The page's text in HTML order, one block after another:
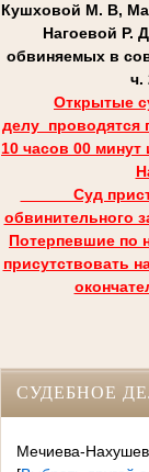
Кушховой М. В,
Нагоевой Р.
обвиняемых в
ч.
Открытые
делу проводятся
10 часов 00
Суд
обвинительного
Потерпевшие по
присутствовать
СУДЕБНОЕ
Мечиева-